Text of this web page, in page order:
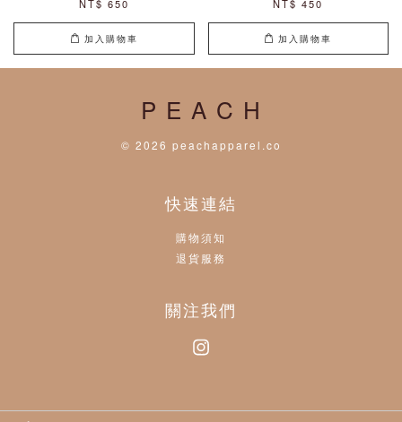
NT$ 650
加入購物車
NT$ 450
加入購物車
P E A C H
© 2026 peachapparel.co
快速連結
購物須知
退貨服務
關注我們
Visa Master